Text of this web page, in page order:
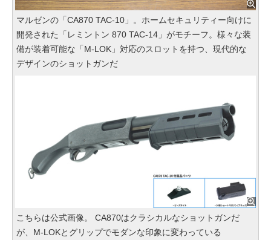
マルゼンの「CA870 TAC-10」。ホームセキュリティー向けに
開発された「レミントン 870 TAC-14」がモチーフ。様々な装
備が装着可能な「M-LOK」対応のスロットを持つ、現代的な
デザインのショットガンだ
こちらは公式画像。 CA870はクラシカルなショットガンだ
が、M-LOKとグリップでモダンな印象に変わっている